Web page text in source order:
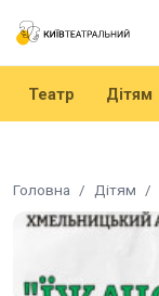
Театр Дітям
Головна Дітям